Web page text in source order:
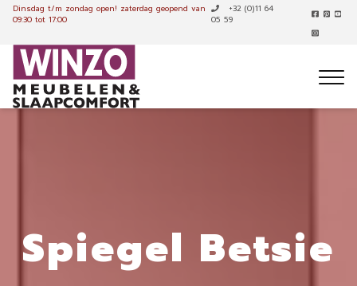
Dinsdag t/m zondag open! zaterdag geopend van
09:30 tot 17:00
+32 (0)11 64
05 59
Spiegel Betsie